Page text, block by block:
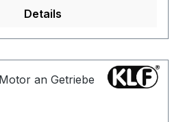
Details